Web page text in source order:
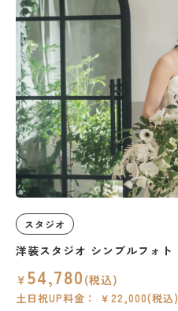
スタジオ
洋装スタジオ シンプルフォト
￥ 54,780 (税込)
土日祝UP料金： ￥22,000(税込)